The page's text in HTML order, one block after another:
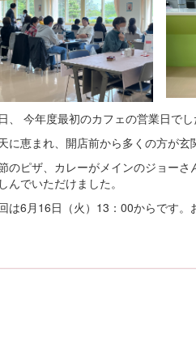
、 今年度最初のカフェの営業日でし
に恵まれ、開店前から多くの方が玄
のピザ、カレーがメインのジョー
んでいただけました。
は6月16日（火）13：00からです。